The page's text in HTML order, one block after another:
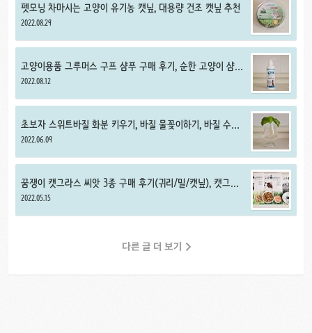
펫모닝 차마시는 고양이 유기농 캣닢, 대용량 건조 캣닢 추천
2022.08.29
고양이용품 그루머스 구프 샴푸 구매 후기, 순한 고양이 샴푸
추천
2022.08.12
초보자 스위트바질 화분 키우기, 바질 물꽂이하기, 바질 수경
재배 및 순 따기
2022.06.09
꿈쟁이 캣그라스 씨앗 3종 구매 후기(귀리/밀/캣닢), 캣그라
스 추천
2022.05.15
다른 글 더 보기